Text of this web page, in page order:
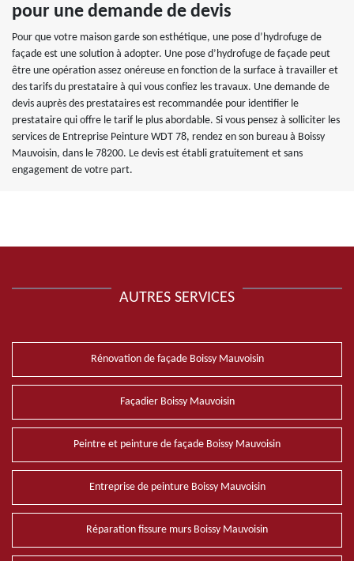
pour une demande de devis
Pour que votre maison garde son esthétique, une pose d’hydrofuge de
façade est une solution à adopter. Une pose d’hydrofuge de façade peut
être une opération assez onéreuse en fonction de la surface à travailler et
des tarifs du prestataire à qui vous confiez les travaux. Une demande de
devis auprès des prestataires est recommandée pour identifier le
prestataire qui offre le tarif le plus abordable. Si vous pensez à solliciter les
services de Entreprise Peinture WDT 78, rendez en son bureau à Boissy
Mauvoisin, dans le 78200. Le devis est établi gratuitement et sans
engagement de votre part.
AUTRES SERVICES
Rénovation de façade Boissy Mauvoisin
Façadier Boissy Mauvoisin
Peintre et peinture de façade Boissy Mauvoisin
Entreprise de peinture Boissy Mauvoisin
Réparation fissure murs Boissy Mauvoisin